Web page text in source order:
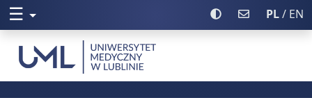
PL/ EN
Poczta UML
Włącz wysoki
☰ Rozwiń menu
Uniwersytet Medyczny w Lublinie